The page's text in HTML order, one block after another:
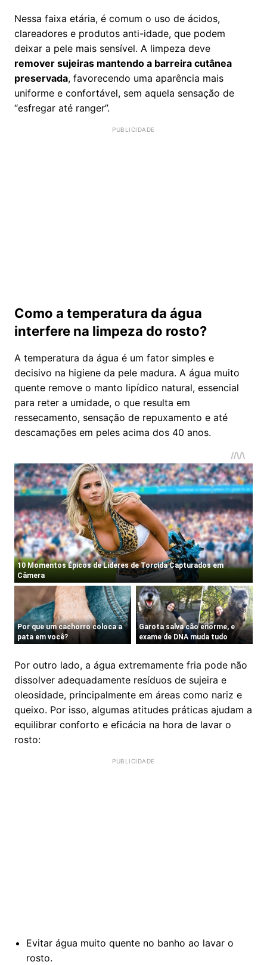
Nessa faixa etária, é comum o uso de ácidos,
clareadores e produtos anti-idade, que podem
deixar a pele mais sensível. A limpeza deve
remover sujeiras mantendo a barreira cutânea
preservada, favorecendo uma aparência mais
uniforme e confortável, sem aquela sensação de
“esfregar até ranger”.
Como a temperatura da água
interfere na limpeza do rosto?
A temperatura da água é um fator simples e
decisivo na higiene da pele madura. A água muito
quente remove o manto lipídico natural, essencial
para reter a umidade, o que resulta em
ressecamento, sensação de repuxamento e até
descamações em peles acima dos 40 anos.
Por outro lado, a água extremamente fria pode não
dissolver adequadamente resíduos de sujeira e
oleosidade, principalmente em áreas como nariz e
queixo. Por isso, algumas atitudes práticas ajudam a
equilibrar conforto e eficácia na hora de lavar o
rosto:
Evitar água muito quente no banho ao lavar o
rosto.